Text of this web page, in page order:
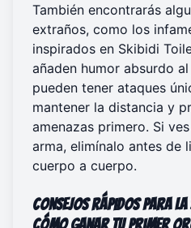
También encontrarás
extraños, como los
inspirados en Skibidi
añaden humor absurdo
pueden tener ataques
mantener la distancia y
amenazas primero. Si
arma, elimínalo antes de
cuerpo a cuerpo.
Consejos rápidos para la